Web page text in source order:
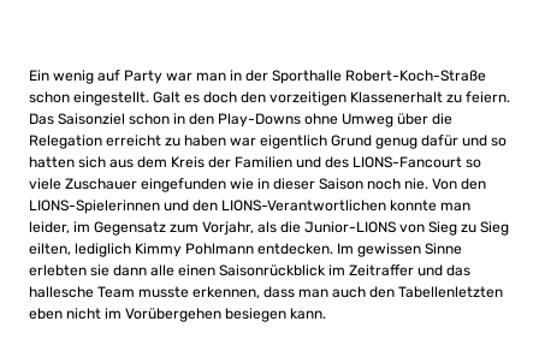
Ein wenig auf Party war man in der Sporthalle Robert-Koch-Straße
schon eingestellt. Galt es doch den vorzeitigen Klassenerhalt zu feiern.
Das Saisonziel schon in den Play-Downs ohne Umweg über die
Relegation erreicht zu haben war eigentlich Grund genug dafür und so
hatten sich aus dem Kreis der Familien und des LIONS-Fancourt so
viele Zuschauer eingefunden wie in dieser Saison noch nie. Von den
LIONS-Spielerinnen und den LIONS-Verantwortlichen konnte man
leider, im Gegensatz zum Vorjahr, als die Junior-LIONS von Sieg zu Sieg
eilten, lediglich Kimmy Pohlmann entdecken. Im gewissen Sinne
erlebten sie dann alle einen Saisonrückblick im Zeitraffer und das
hallesche Team musste erkennen, dass man auch den Tabellenletzten
eben nicht im Vorübergehen besiegen kann.